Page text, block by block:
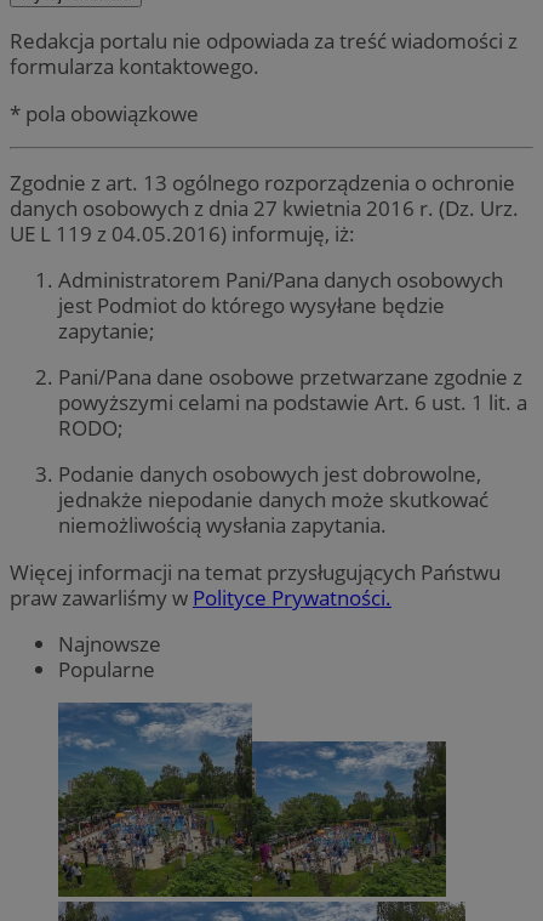
Redakcja portalu nie odpowiada za treść wiadomości z
formularza kontaktowego.
* pola obowiązkowe
Zgodnie z art. 13 ogólnego rozporządzenia o ochronie
danych osobowych z dnia 27 kwietnia 2016 r. (Dz. Urz.
UE L 119 z 04.05.2016) informuję, iż:
Administratorem Pani/Pana danych osobowych
jest Podmiot do którego wysyłane będzie
zapytanie;
Pani/Pana dane osobowe przetwarzane zgodnie z
powyższymi celami na podstawie Art. 6 ust. 1 lit. a
RODO;
Podanie danych osobowych jest dobrowolne,
jednakże niepodanie danych może skutkować
niemożliwością wysłania zapytania.
Więcej informacji na temat przysługujących Państwu
praw zawarliśmy w Polityce Prywatności.
Najnowsze
Popularne